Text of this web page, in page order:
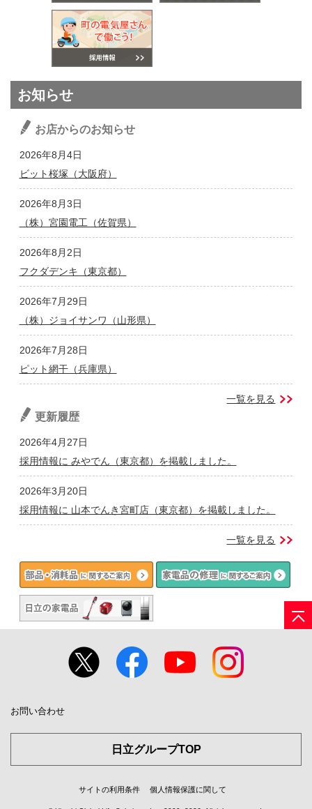
お知らせ
お店からのお知らせ
2026年8月4日
ビット桜塚（大阪府）
2026年8月3日
（株）宮園電工（佐賀県）
2026年8月2日
フクダデンキ（東京都）
2026年7月29日
（株）ジョイサンワ（山形県）
2026年7月28日
ピット網干（兵庫県）
一覧を見る
更新履歴
2026年4月27日
採用情報に みやでん（東京都）を掲載しました。
2026年3月20日
採用情報に 山本でんき宮町店（東京都）を掲載しました。
一覧を見る
お問い合わせ
日立グループTOP
サイトの利用条件 個人情報保護に関して